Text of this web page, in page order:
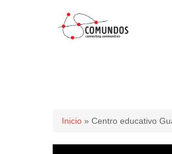
Usted está aquí
Inicio » Centro educativo